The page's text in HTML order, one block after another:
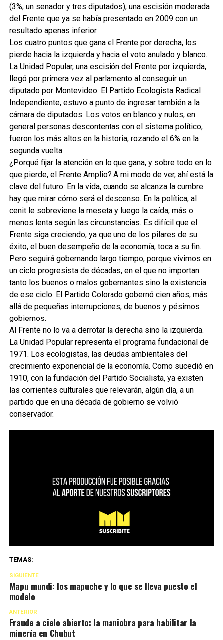
(3%, un senador y tres diputados), una escisión moderada
del Frente que ya se había presentado en 2009 con un
resultado apenas inferior.
Los cuatro puntos que gana el Frente por derecha, los
pierde hacia la izquierda y hacia el voto anulado y blanco.
La Unidad Popular, una escisión del Frente por izquierda,
llegó por primera vez al parlamento al conseguir un
diputado por Montevideo. El Partido Ecologista Radical
Independiente, estuvo a punto de ingresar también a la
cámara de diputados. Los votos en blanco y nulos, en
general personas descontentas con el sistema político,
fueron los más altos en la historia, rozando el 6% en la
segunda vuelta.
¿Porqué fijar la atención en lo que gana, y sobre todo en lo
que pierde, el Frente Amplio? A mi modo de ver, ahí está la
clave del futuro. En la vida, cuando se alcanza la cumbre
hay que mirar cómo será el descenso. En la política, al
cenit le sobreviene la meseta y luego la caída, más o
menos lenta según las circunstancias. Es difícil que el
Frente siga creciendo, ya que uno de los pilares de su
éxito, el buen desempeño de la economía, toca a su fin.
Pero seguirá gobernando largo tiempo, porque vivimos en
un ciclo progresista de décadas, en el que no importan
tanto los buenos o malos gobernantes sino la existencia
de ese ciclo. El Partido Colorado gobernó cien años, más
allá de pequeñas interrupciones, de buenos y pésimos
gobiernos.
Al Frente no lo va a derrotar la derecha sino la izquierda.
La Unidad Popular representa el programa fundacional de
1971. Los ecologistas, las deudas ambientales del
crecimiento exponencial de la economía. Como sucedió en
1910, con la fundación del Partido Socialista, ya existen
las corrientes culturales que relevarán, algún día, a un
partido que en una década de gobierno se volvió
conservador.
TEMAS:
SIGUIENTE
Mapu mundi: los mapuche y lo que se lleva puesto el
modelo
ANTERIOR
Fraude a cielo abierto: la maniobra para habilitar la
minería en Chubut